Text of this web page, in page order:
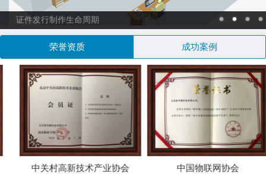
证件发行制作生命周期
荣誉资质 成功案例
中关村高新技术产业协会 中国物联网协会